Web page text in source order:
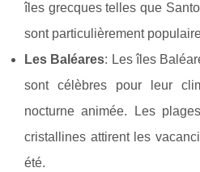
îles grecques telles que
sont particulièrement
Les Baléares: Les îles
sont célèbres pour leur
nocturne animée. Les
cristallines attirent les
été.